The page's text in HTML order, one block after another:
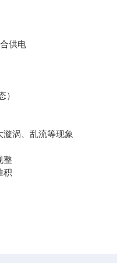
供电
涡、乱流等现象
整
积